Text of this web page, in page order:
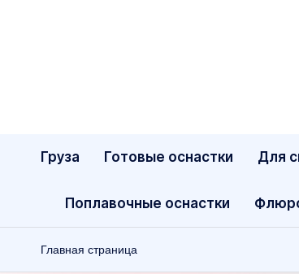
Груза Готовые оснастки Для
Поплавочные оснастки
Главная страница